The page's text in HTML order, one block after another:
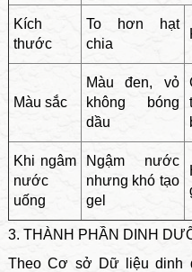
Kích
thước
To hơn hạt
chia
Màu sắc
Màu đen, vỏ
không bóng
dầu
Khi ngâm
nước
uống
Ngậm nước
nhưng khó tạo
gel
3. THÀNH PHẦN DINH
Theo Cơ sở Dữ liệu dinh